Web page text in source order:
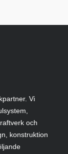
Vi
och
konstruktion